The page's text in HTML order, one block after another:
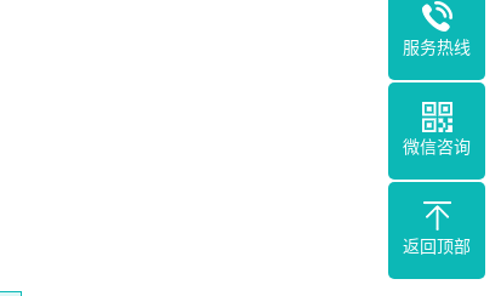
服务热线
微信咨询
返回顶部